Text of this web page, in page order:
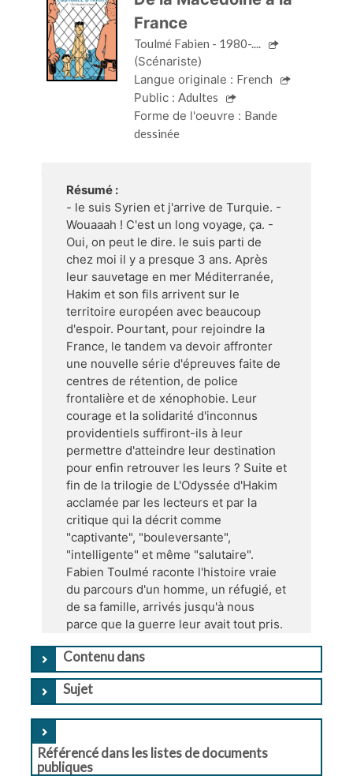
France
Toulmé Fabien - 1980-....
(Scénariste)
Langue originale : French
Public : Adultes
Forme de l'oeuvre : Bande
dessinée
Résumé :
- le suis Syrien et j'arrive de Turquie. -
Wouaaah ! C'est un long voyage, ça. -
Oui, on peut le dire. le suis parti de
chez moi il y a presque 3 ans. Après
leur sauvetage en mer Méditerranée,
Hakim et son fils arrivent sur le
territoire européen avec beaucoup
d'espoir. Pourtant, pour rejoindre la
France, le tandem va devoir affronter
une nouvelle série d'épreuves faite de
centres de rétention, de police
frontalière et de xénophobie. Leur
courage et la solidarité d'inconnus
providentiels suffiront-ils à leur
permettre d'atteindre leur destination
pour enfin retrouver les leurs ? Suite et
fin de la trilogie de L'Odyssée d'Hakim
acclamée par les lecteurs et par la
critique qui la décrit comme
"captivante", "bouleversante",
"intelligente" et même "salutaire".
Fabien Toulmé raconte l'histoire vraie
du parcours d'un homme, un réfugié, et
de sa famille, arrivés jusqu'à nous
parce que la guerre leur avait tout pris.
Contenu dans
Sujet
Référencé dans les listes de documents
publiques